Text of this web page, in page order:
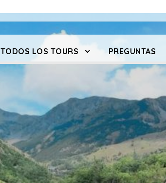
TODOS LOS TOURS PREGUNTAS